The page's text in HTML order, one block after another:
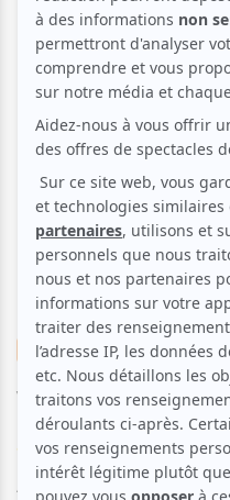
Musique Classique
Vivaldi: Les
Voir les avis -->
Aucune offre